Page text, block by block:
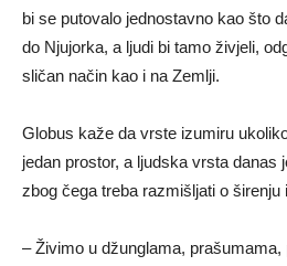
bi se putovalo jednostavno kao što
do Njujorka, a ljudi bi tamo živjeli,
sličan način kao i na Zemlji.
Globus kaže da vrste izumiru
jedan prostor, a ljudska vrsta danas
zbog čega treba razmišljati o širenju
– Živimo u džunglama,